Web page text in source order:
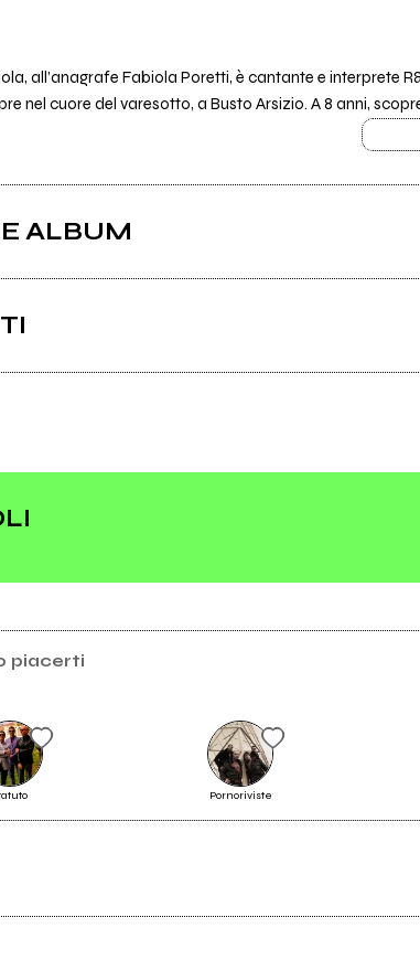
all’anagrafe Fabiola Poretti, è cantante e interprete
nel cuore del varesotto, a Busto Arsizio. A 8 anni,
ALBUM
piacerti
Pornoriviste